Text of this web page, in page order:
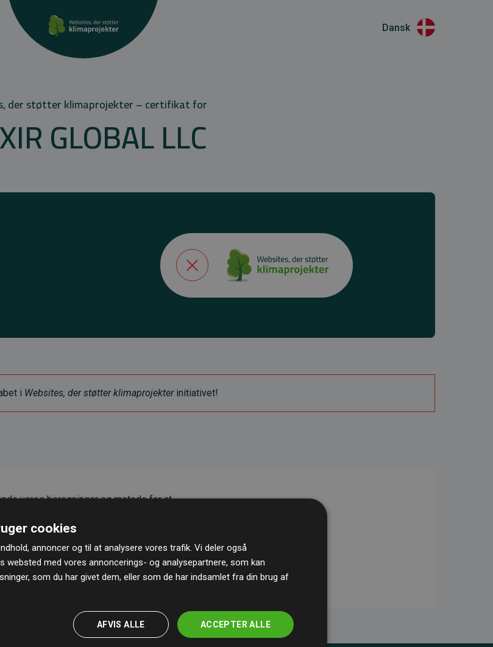
Dansk
der støtter klimaprojekter – certifikat for
GLOBAL LLC
i Websites, der støtter klimaprojekterinitiativet!
vores beregninger og metode for at
medlemmernes websites estimerede
cookies
annoncer og til at analysere vores trafik. Vi deler også
websted med vores annoncerings- og analysepartnere, som kan
som du har givet dem, eller som de har indsamlet fra din brug af
ACCEPTER ALLE
AFVIS ALLE